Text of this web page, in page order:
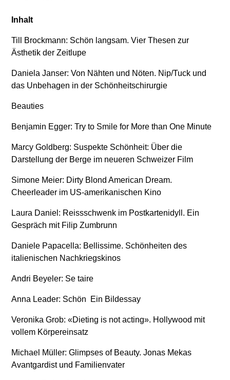
Inhalt
Till Brockmann: Schön langsam. Vier Thesen zur
Ästhetik der Zeitlupe
Daniela Janser: Von Nähten und Nöten. Nip/Tuck und
das Unbehagen in der Schönheitschirurgie
Beauties
Benjamin Egger: Try to Smile for More than One Minute
Marcy Goldberg: Suspekte Schönheit: Über die
Darstellung der Berge im neueren Schweizer Film
Simone Meier: Dirty Blond American Dream.
Cheerleader im US-amerikanischen Kino
Laura Daniel: Reissschwenk im Postkartenidyll. Ein
Gespräch mit Filip Zumbrunn
Daniele Papacella: Bellissime. Schönheiten des
italienischen Nachkriegskinos
Andri Beyeler: Se taire
Anna Leader: Schön  Ein Bildessay
Veronika Grob: «Dieting is not acting». Hollywood mit
vollem Körpereinsatz
Michael Müller: Glimpses of Beauty. Jonas Mekas 
Avantgardist und Familienvater